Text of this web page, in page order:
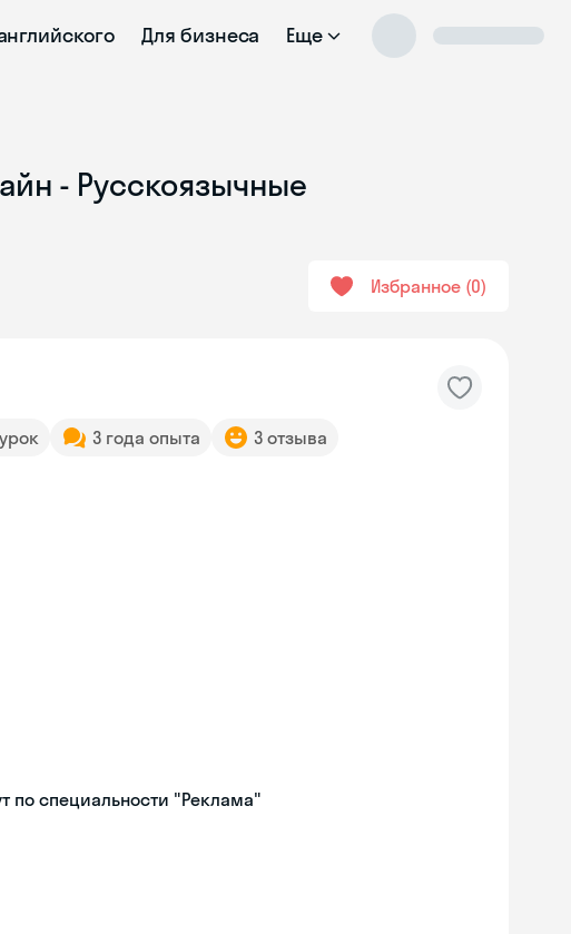
Для бизнеса Еще
- Русскоязычные
Избранное 0
3 года опыта 3 отзыва
по специальности "Реклама"